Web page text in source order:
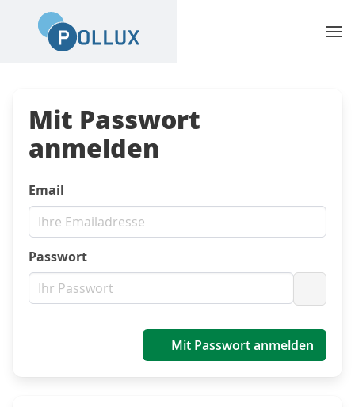
Mit Passwort
anmelden
Email
Passwort
Mit Passwort anmelden